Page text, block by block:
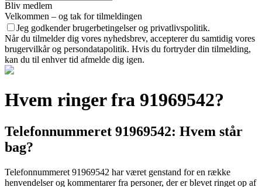
Bliv medlem
Velkommen – og tak for tilmeldingen
Jeg godkender brugerbetingelser og privatlivspolitik.
Når du tilmelder dig vores nyhedsbrev, accepterer du samtidig vores
brugervilkår og persondatapolitik. Hvis du fortryder din tilmelding,
kan du til enhver tid afmelde dig igen.
Hvem ringer fra 91969542?
Telefonnummeret 91969542: Hvem står
bag?
Telefonnummeret 91969542 har været genstand for en række
henvendelser og kommentarer fra personer, der er blevet ringet op af